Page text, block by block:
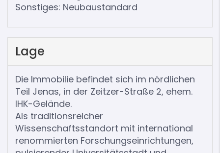
Sonstiges: Neubaustandard
Lage
Die Immobilie befindet sich im nördlichen
Teil Jenas, in der Zeitzer-Straße 2, ehem.
IHK-Gelände.
Als traditionsreicher
Wissenschaftsstandort mit international
renommierten Forschungseinrichtungen,